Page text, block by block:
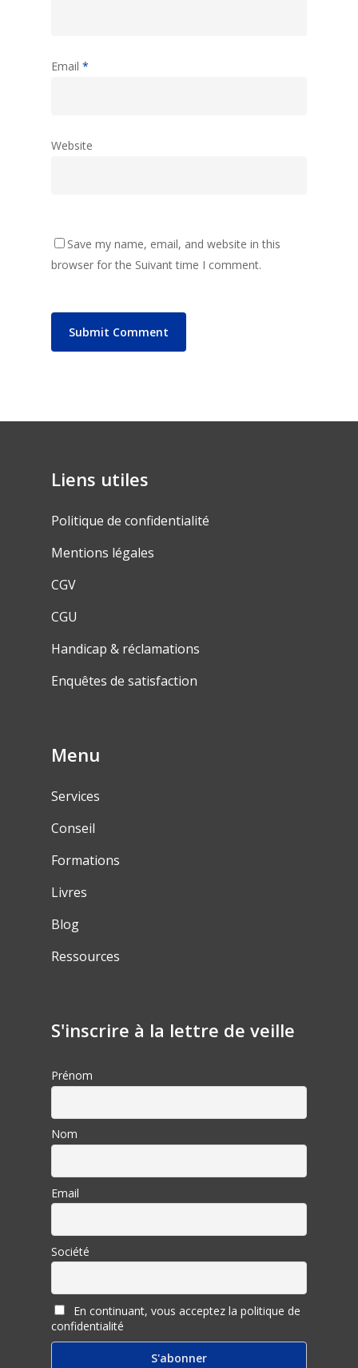
Email *
Website
Save my name, email, and website in this
browser for the Suivant time I comment.
Liens utiles
Politique de confidentialité
Mentions légales
CGV
CGU
Handicap & réclamations
Enquêtes de satisfaction
Menu
Services
Conseil
Formations
Livres
Blog
Ressources
S'inscrire à la lettre de veille
Prénom
Nom
Email
Société
En continuant, vous acceptez la politique de
confidentialité